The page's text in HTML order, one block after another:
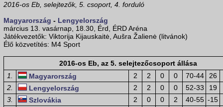
2016-os Eb, selejtezők, 5. csoport, 4. forduló
Magyarország - Lengyelország
március 13. vasárnap, 18.30, Érd, ÉRD Aréna
Játékvezetők: Viktorija Kijauskaitė, Aušra Žalienė (litvánok)
Élő közvetítés: M4 Sport
2016-os Eb, az 5. selejtezőcsoport állása
1.
Magyarország 2 2 0 0 70-44
26
2.
Lengyelország 2 2 0 0 52-33
19
3.
Szlovákia 2 0 0 2 40-55 -15